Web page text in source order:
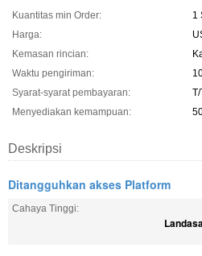
Kuantitas min Order:
1
Harga:
Kemasan rincian:
Waktu pengiriman:
Syarat-syarat pembayaran:
T/
Menyediakan kemampuan:
Deskripsi
Ditangguhkan akses Platform
Cahaya Tinggi: